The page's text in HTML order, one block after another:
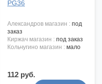
PG36
александров магазин : под
заказ
киржач магазин : под заказ
кольчугино магазин : мало
112 руб.